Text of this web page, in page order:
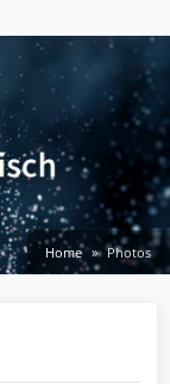
Home Photos